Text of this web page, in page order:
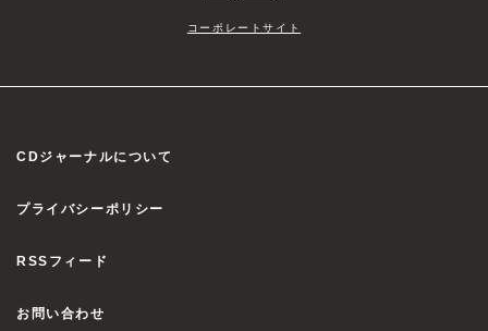
コーポレートサイト
CDジャーナルについて
プライバシーポリシー
RSSフィード
お問い合わせ